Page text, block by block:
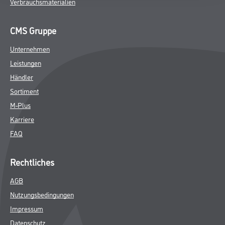
CMS Gruppe
Unternehmen
Leistungen
Händler
Sortiment
M-Plus
Karriere
FAQ
Rechtliches
AGB
Nutzungsbedingungen
Impressum
Datenschutz